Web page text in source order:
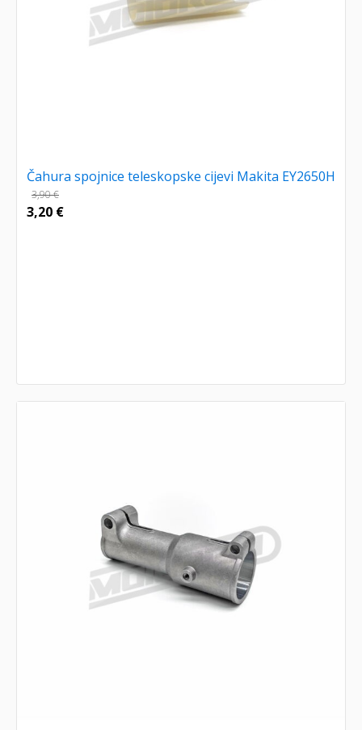
Čahura spojnice teleskopske cijevi Makita EY2650H
3,90€
3,20 €